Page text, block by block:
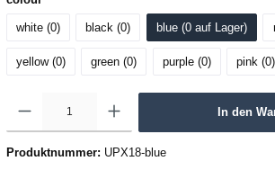
white (0) black (0) blue (0 auf Lager)
yellow (0) green (0) purple (0) pink (0)
In den
Produktnummer: UPX18-blue